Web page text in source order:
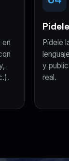
en
Pídele
y
real.